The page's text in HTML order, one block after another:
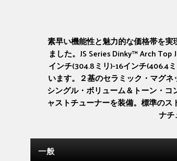
素早い機能性と魅力的な価格帯を
ました。JS Series Dinky™ Arch
インチ(304.8ミリ)-16インチ(406.4
います。２基のセラミック・マグ
シングル・ボリューム＆トーン・
ャストチューナーを装備。標準のス
ナ
一般